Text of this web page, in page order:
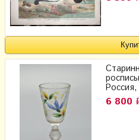
Россия,
6 800